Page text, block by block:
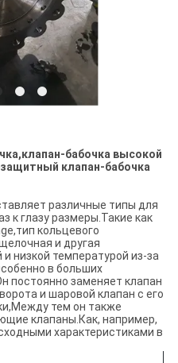
бабочка высокой
клапан-бабочка
различные типы для
к глазу размеры.Такие как
кольцевого
и другая
низкой температурой из-за
в больших
постоянно заменяет клапан
и шаровой клапан с его
тем он также
клапаны.Как, например,
характеристиками в